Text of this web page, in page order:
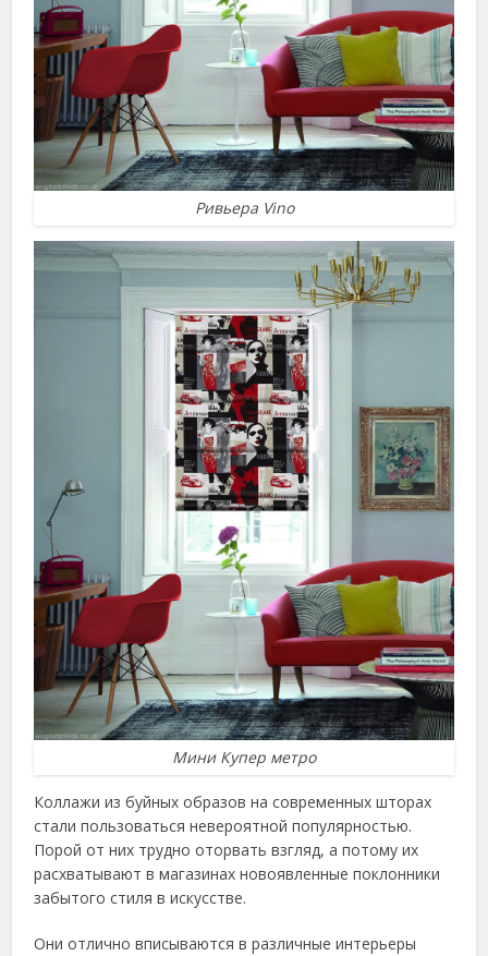
Ривьера Vino
Мини Купер метро
Коллажи из буйных образов на современных шторах
стали пользоваться невероятной популярностью.
Порой от них трудно оторвать взгляд, а потому их
расхватывают в магазинах новоявленные поклонники
забытого стиля в искусстве.
Они отлично вписываются в различные интерьеры